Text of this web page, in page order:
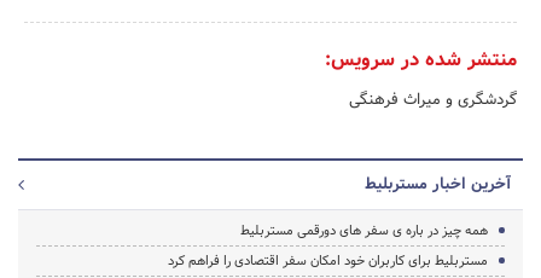
منتشر شده در سرویس:
گردشگری و میراث فرهنگی
آخرین اخبار مستربلیط
همه چیز در باره ی سفر های دورقمی مستربلیط
مستربلیط برای کاربران خود امکان سفر اقتصادی را فراهم کرد